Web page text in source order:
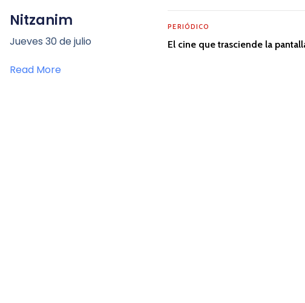
Nitzanim
Jueves 30 de julio
Read More
PERIÓDICO
El cine que trasciende la